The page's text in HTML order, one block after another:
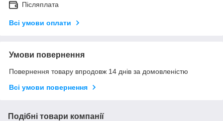
Післяплата
Всі умови оплати
Умови повернення
Повернення товару впродовж 14 днів за домовленістю
Всі умови повернення
Подібні товари компанії